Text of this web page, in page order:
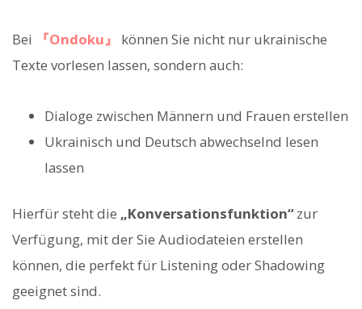
Bei 『Ondoku』
können Sie nicht nur ukrainische
Texte vorlesen lassen, sondern auch:
Dialoge zwischen Männern und Frauen erstellen
Ukrainisch und Deutsch abwechselnd lesen
lassen
Hierfür steht die „Konversationsfunktion“zur
Verfügung, mit der Sie Audiodateien erstellen
können, die perfekt für Listening oder Shadowing
geeignet sind.